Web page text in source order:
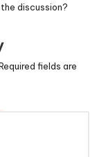
discussion?
fields are